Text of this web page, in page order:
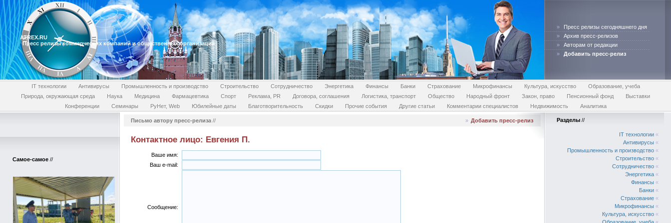
ATREX.RU
Пресс релизы коммерческих компаний и общественных организаций
»
Пресс релизы сегодняшнего дня
»
Архив пресс-релизов
»
Авторам от редакции
»
Добавить пресс-релиз
IT технологии Антивирусы Промышленность и производство Строительство Сотрудничество Энергетика Финансы Банки Страхование Микрофинансы Культура, искусство
Образование, учеба
Природа, окружающая среда
Наука Медицина Фармацевтика Спорт Реклама, PR Договора, соглашения Логистика, транспорт Общество Народный фронт Закон, право Пенсионный фонд
Выставки
Конференции
Семинары РуНет, Web Юбилейные даты Благотворительность Скидки Прочие события Другие статьи Комментарии специалистов Недвижимость Аналитика
Самое-самое //
Письмо автору пресс-релиза // » Добавить пресс-релиз
Контактное лицо: Евгения П.
Ваше имя:
Ваш e-mail:
Сообщение:
Разделы //
IT технологии «
Антивирусы «
Промышленность и производство «
Строительство «
Сотрудничество «
Энергетика «
Финансы «
Банки «
Страхование «
Микрофинансы «
Культура, искусство «